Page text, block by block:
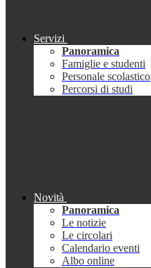
Servizi
Panoramica
Famiglie e studenti
Personale scolastico
Percorsi di studi
Novità
Panoramica
Le notizie
Le circolari
Calendario eventi
Albo online